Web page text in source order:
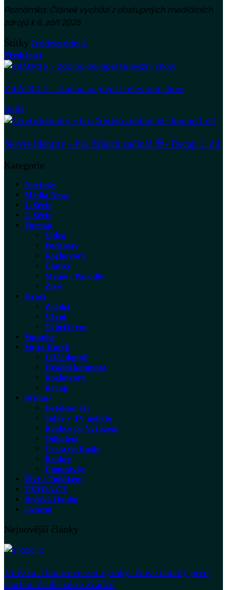
Poznámka: Článek vychází z dostupných mediálních
zdrojů k 6. září 2025
Štítky Zrádcizrádci 2
Předchozí
ZRÁDCI 2 – Začíná nejlepší televizní show
Další
Skryté identity – hra Zrádců začíná! 💀- Recap 1. díl
Kategorie
Novinky
Média News
1. Série
2. Série
Formát
Videa
Podcasty
Rozhovory
Články
Meme / Parodie
Živě
Hráči
Zrádci
Věrní
Tvůrčí tým
Youtube
Vojta Kotek
Liščí doupě
Hradní komnata
Rozhovory
Recap
Prima+
Detektor lži
Tohle v TV nebylo
Reakce po Vyřazení
Odhalení
Cesta do finále
Reakce
Upoutávky
Živě s Tuňákem
EXTRA.CZ
Brdská Houba
Ostatní
Nejnovější články
Vítězka a kontroverzní výroky: Nové detaily před
startem druhé série Zrádců